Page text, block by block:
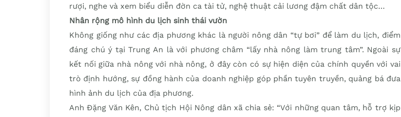
rượi, nghe và xem biểu diễn đờn ca tài tử, nghệ thuật cải lương đậm chất dân tộc…
Nhân rộng mô hình du lịch sinh thái vườn
Không giống như các địa phương khác là người nông dân “tự bơi” để làm du lịch, điểm
đáng chú ý tại Trung An là với phương châm “lấy nhà nông làm trung tâm”. Ngoài sự
kết nối giữa nhà nông với nhà nông, ở đây còn có sự hiện diện của chính quyền với vai
trò định hướng, sự đồng hành của doanh nghiệp góp phần tuyên truyền, quảng bá đưa
hình ảnh du lịch của địa phương.
Anh Đặng Văn Kên, Chủ tịch Hội Nông dân xã chia sẻ: “Với những quan tâm, hỗ trợ kịp